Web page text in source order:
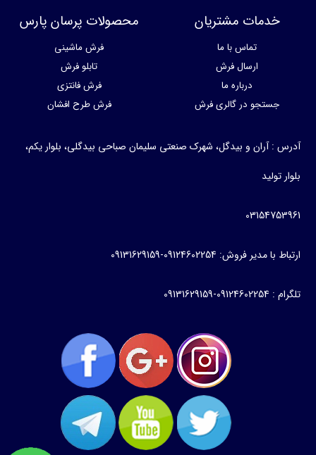
خدمات مشتریان
تماس با ما
ارسال فرش
درباره ما
جستجو در گالری فرش
محصولات پرسان پارس
فرش ماشینی
تابلو فرش
فرش فانتزی
فرش طرح افشان
آدرس : آران و بیدگل، شهرک صنعتی سلیمان صباحی بیدگلی، بلوار یکم،
بلوار تولید
03154753961
ارتباط با مدیر فروش: 09124602254-09131629159
تلگرام : 09124602254-09131629159